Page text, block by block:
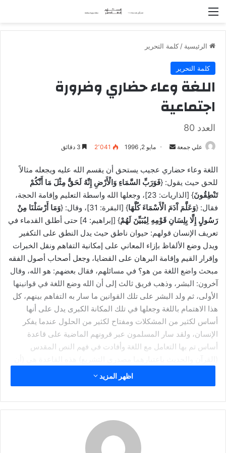
الرئيسية / كلمة التحرير
كلمة التحرير
اللغة وعاء حضاري وضرورة
اجتماعية
العدد 80
علي جمعة
س
ل
ب
ر
ي
د
إ
ك
ت
مايو 2, 1996 2٬041
اللغة وعاء حضاري عجيب يستحق أن يقسم الله عليه ويجعله مثالاً
للحق حيث يقول: {فَوَرَبِّ السَّمَاءِ وَالْأَرْضِ إِنَّهُ لَحَقٌّ مِثْلَ مَا أَنَّكُمْ
تَنْطِقُونَ
} [الذاريات: 23]، وجعلها الله واسطة التعليم وإقامة الحجة،
فقال: {وَعَلَّمَ آَدَمَ الْأَسْمَاءَ كُلَّهَا} [البقرة: 31]، وقال: {
وَمَا أَرْسَلْنَا مِنْ
رَسُولٍ إِلَّا بِلِسَانِ قَوْمِهِ لِيُبَيِّنَ لَهُمْ
} [إبراهيم: 4] حتى أطلق القدماء في
تعريف الإنسان قولهم: حيوان ناطق حيث يدل النطق على التكفير
ويدل وضع الألفاظ بإزاء المعاني على إمكانية التفاهم ونقل الخبرات
وإقرار القيم وإقامة البرهان على القضايا، وجعل أصحاب أصول الفقه
مبحث واضع اللغة من هو؟ في مسائلهم، فقال بعضهم: هو الله، وقال
آخرون: البشر، وذهب فريق ثالث إلى أن الله وضع اللغة في قوانينها
الأولى، ثم ولد البشر على تلك القوانين ما سار به التفاهم بينهم، كل
هذا الاهتمام باللغة وجعلها في تلك المكانة الكبرى يدل على أنها
أساس لكثير من المشكلات ومفتاح لكثير من الحلول عندما يفكر
الإنسان، ولقد سار المسلمون عبر قرونهم الماضية على قاعدة
أساس تم بها التعامل مع اللغة وأفادت في فهم النص المقدس
الاستعمال من صفات المتكلم، والحمل من صفات السامع، والوضع
قبلهما) وهذه القاعدة تعني أن المتكلم هو الذي يستعمل اللفظ
سمع السامع ذلك اللفظ فقد يحمله على نفس ما قصده المتكلم،
وقد يحمله على معنى آخر، فقد يقصد المتكلم الحقيقة ويفهم السامع
المجاز، أو العكس، وهنا يختل التفاهم، ومن هنا يجب الرجوع إلى
قضية وضع الألفاظ أمام المعاني، وهي موروثة لا دخل للمتكلم
اظهر المزيد